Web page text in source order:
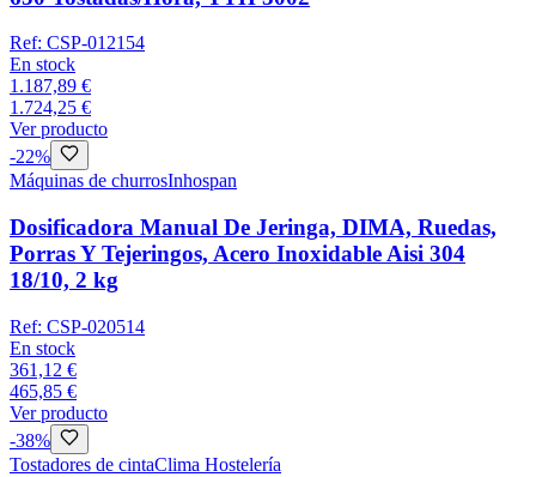
Ref: CSP-012154
En stock
1.187,89 €
1.724,25 €
Ver producto
-22%
Máquinas de churrosInhospan
Dosificadora Manual De Jeringa, DIMA, Ruedas,
Porras Y Tejeringos, Acero Inoxidable Aisi 304
18/10, 2 kg
Ref: CSP-020514
En stock
361,12 €
465,85 €
Ver producto
-38%
Tostadores de cintaClima Hostelería